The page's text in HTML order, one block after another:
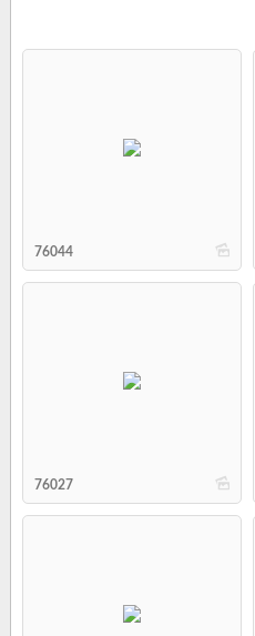
b
76044
b
76027